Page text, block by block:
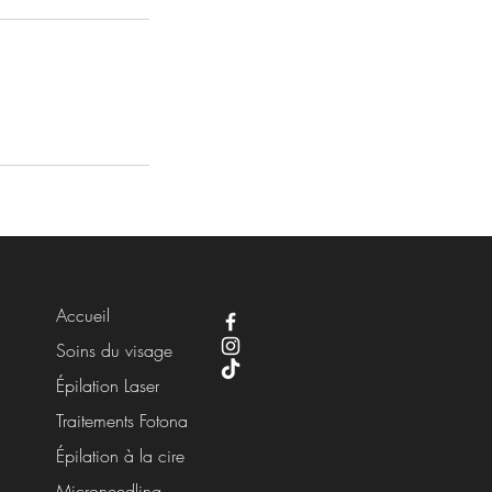
Accueil
Soins du visage
Épilation Laser
Traitements Fotona
Épilation à la cire